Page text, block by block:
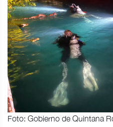
Foto: Gobierno de Quintana